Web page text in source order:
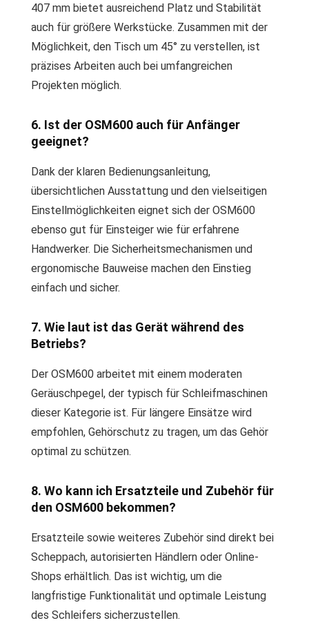
407 mm bietet ausreichend Platz und Stabilität
auch für größere Werkstücke. Zusammen mit der
Möglichkeit, den Tisch um 45° zu verstellen, ist
präzises Arbeiten auch bei umfangreichen
Projekten möglich.
6. Ist der OSM600 auch für Anfänger
geeignet?
Dank der klaren Bedienungsanleitung,
übersichtlichen Ausstattung und den vielseitigen
Einstellmöglichkeiten eignet sich der OSM600
ebenso gut für Einsteiger wie für erfahrene
Handwerker. Die Sicherheitsmechanismen und
ergonomische Bauweise machen den Einstieg
einfach und sicher.
7. Wie laut ist das Gerät während des
Betriebs?
Der OSM600 arbeitet mit einem moderaten
Geräuschpegel, der typisch für Schleifmaschinen
dieser Kategorie ist. Für längere Einsätze wird
empfohlen, Gehörschutz zu tragen, um das Gehör
optimal zu schützen.
8. Wo kann ich Ersatzteile und Zubehör für
den OSM600 bekommen?
Ersatzteile sowie weiteres Zubehör sind direkt bei
Scheppach, autorisierten Händlern oder Online-
Shops erhältlich. Das ist wichtig, um die
langfristige Funktionalität und optimale Leistung
des Schleifers sicherzustellen.